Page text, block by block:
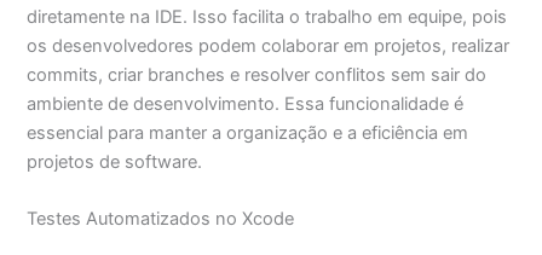
diretamente na IDE. Isso facilita o trabalho em equipe, pois
os desenvolvedores podem colaborar em projetos, realizar
commits, criar branches e resolver conflitos sem sair do
ambiente de desenvolvimento. Essa funcionalidade é
essencial para manter a organização e a eficiência em
projetos de software.
Testes Automatizados no Xcode